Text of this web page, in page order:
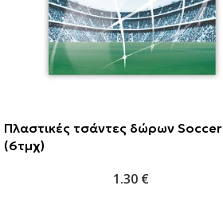
Πλαστικές τσάντες δώρων Soccer
(6τμχ)
1.30 €